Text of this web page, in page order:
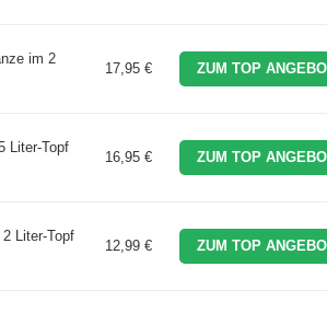
im 2
17,95 € ZUM TOP
Liter-Topf
16,95 € ZUM TOP
Liter-Topf
12,99 € ZUM TOP